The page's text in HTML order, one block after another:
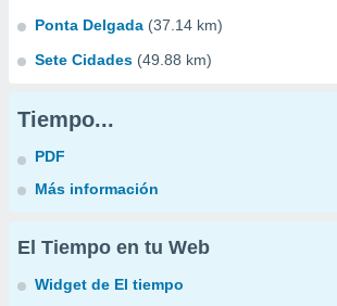
Ponta Delgada (37.14 km)
Sete Cidades (49.88 km)
Tiempo...
PDF
Más información
El Tiempo en tu Web
Widget de El tiempo